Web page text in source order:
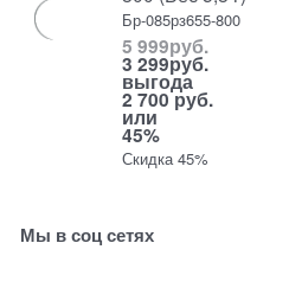
Бр-085рз655-800
5 999руб.
3 299руб.
выгода
2 700 руб.
или
45%
Скидка 45%
Мы в соц сетях